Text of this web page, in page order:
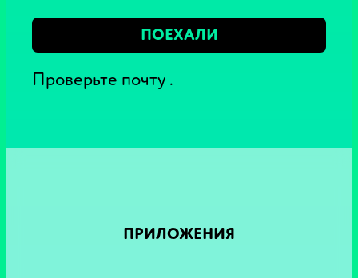
ПОЕХАЛИ
Проверьте почту .
ПРИЛОЖЕНИЯ